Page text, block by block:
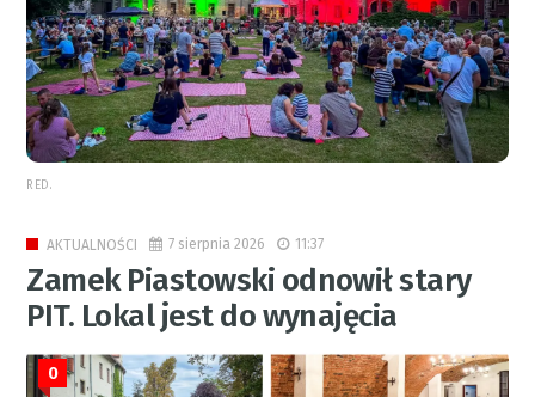
RED.
AKTUALNOŚCI 7 sierpnia 2026 11:37
Zamek Piastowski odnowił stary
PIT. Lokal jest do wynajęcia
0